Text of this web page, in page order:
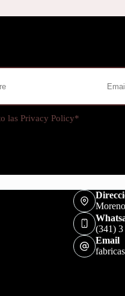
lasPrivacy Policy*
(341)
Email